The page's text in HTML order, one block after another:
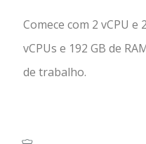
Comece com 2 vCPU e
vCPUs e 192 GB de
de trabalho.